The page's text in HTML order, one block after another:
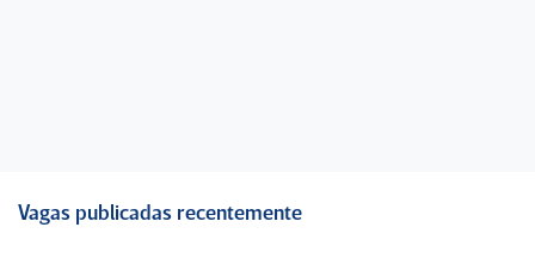
Vagas publicadas recentemente